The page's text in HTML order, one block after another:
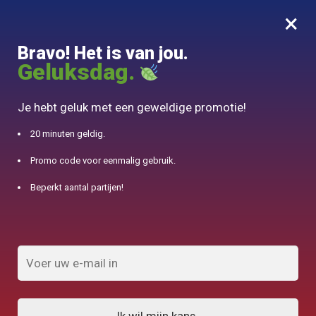
0
10% aangeboden voor 50€ aankopen met DJINN-code10
×
Bravo! Het is van jou.
Geluksdag.
Je hebt geluk met een geweldige promotie!
20 minuten geldig.
Promo code voor eenmalig gebruik.
Beperkt aantal partijen!